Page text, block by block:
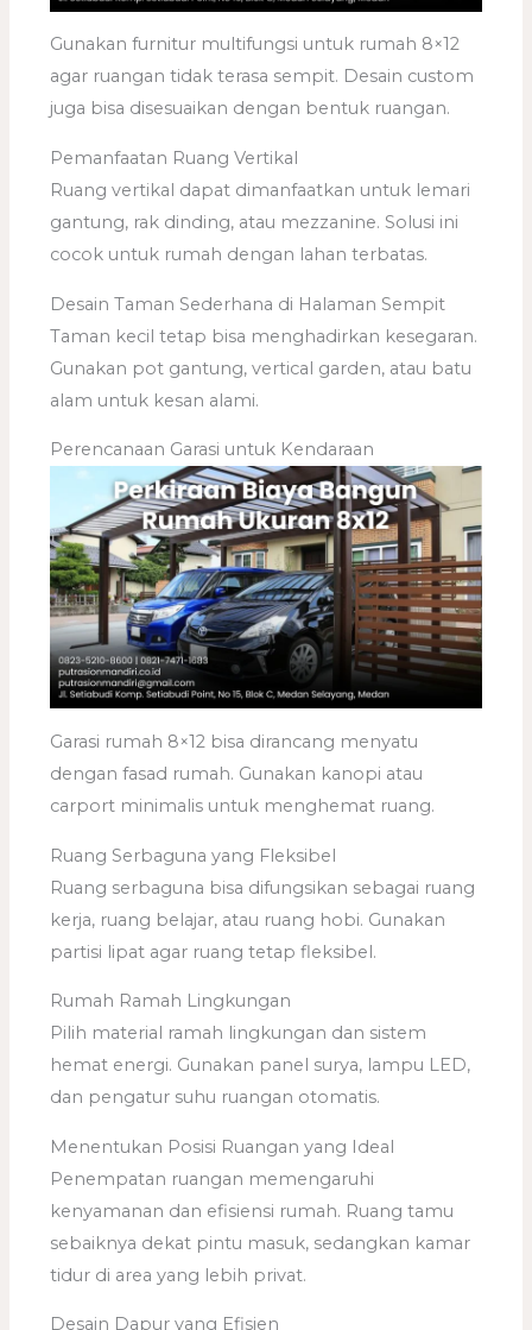
Gunakan furnitur multifungsi untuk rumah 8×12
agar ruangan tidak terasa sempit. Desain custom
juga bisa disesuaikan dengan bentuk ruangan.
Pemanfaatan Ruang Vertikal
Ruang vertikal dapat dimanfaatkan untuk lemari
gantung, rak dinding, atau mezzanine. Solusi ini
cocok untuk rumah dengan lahan terbatas.
Desain Taman Sederhana di Halaman Sempit
Taman kecil tetap bisa menghadirkan kesegaran.
Gunakan pot gantung, vertical garden, atau batu
alam untuk kesan alami.
Perencanaan Garasi untuk Kendaraan
Garasi rumah 8×12 bisa dirancang menyatu
dengan fasad rumah. Gunakan kanopi atau
carport minimalis untuk menghemat ruang.
Ruang Serbaguna yang Fleksibel
Ruang serbaguna bisa difungsikan sebagai ruang
kerja, ruang belajar, atau ruang hobi. Gunakan
partisi lipat agar ruang tetap fleksibel.
Rumah Ramah Lingkungan
Pilih material ramah lingkungan dan sistem
hemat energi. Gunakan panel surya, lampu LED,
dan pengatur suhu ruangan otomatis.
Menentukan Posisi Ruangan yang Ideal
Penempatan ruangan memengaruhi
kenyamanan dan efisiensi rumah. Ruang tamu
sebaiknya dekat pintu masuk, sedangkan kamar
tidur di area yang lebih privat.
Desain Dapur yang Efisien